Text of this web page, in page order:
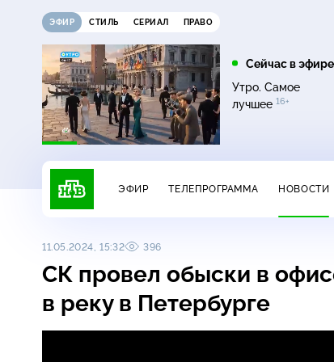
ЭФИР СТИЛЬ СЕРИАЛ ПРАВО
Сейчас в
Утро. Самое
лучшее 16+
21:30
Неизвестная Россия12+
22:00
Неизвестная Россия
ЭФИР ТЕЛЕПРОГРАММА НОВОСТИ
11.05.2024, 15:32 396
СК провел обыски в
в реку в Петербурге